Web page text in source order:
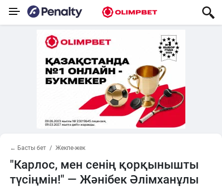
← Басты бет Жекпе-жек
"Карлос, мен сенің қорқынышты
түсіңмін!" — Жәнібек Әлімханұлы